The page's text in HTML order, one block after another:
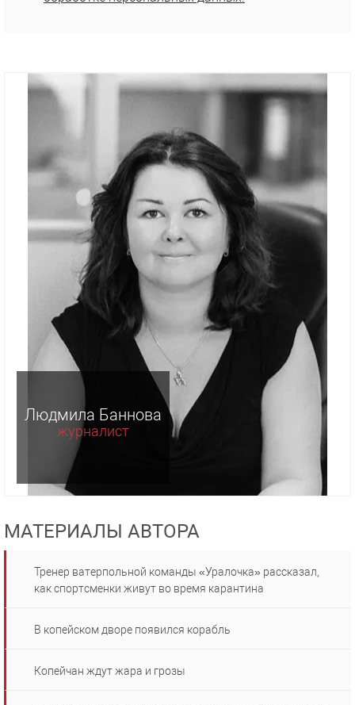
Людмила Баннова
журналист
МАТЕРИАЛЫ АВТОРА
Тренер ватерпольной команды «Уралочка» рассказал,
как спортсменки живут во время карантина
В копейском дворе появился корабль
Копейчан ждут жара и грозы